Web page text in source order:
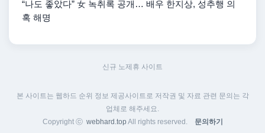
“나도 좋았다” 女 녹취록 공개… 배우 한지상, 성추행 의
혹 해명
신규 노제휴 사이트
본 사이트는 웹하드 순위 정보 제공사이트로 저작권 및 자료 관련 문의는 각
업체로 해주세요.
Copyright ⓒ webhard.top All rights reserved. 문의하기